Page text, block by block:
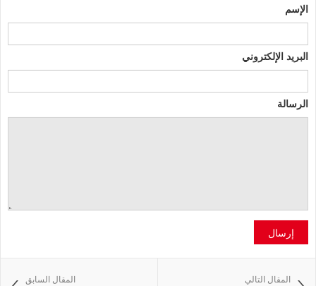
الإسم
البريد الإلكتروني
الرسالة
إرسال
المقال السابق المقال التالي